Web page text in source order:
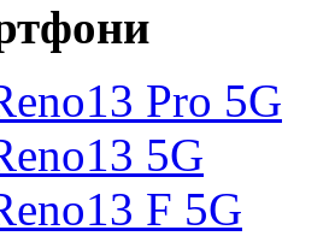
Pro 5G
5G
F 5G